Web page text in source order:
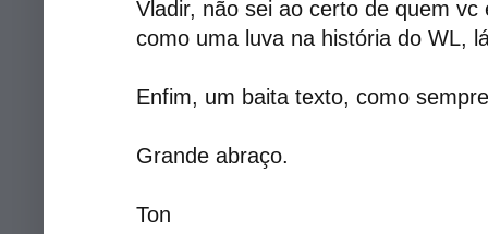
Vladir, não sei ao certo de quem
como uma luva na história do WL,
Enfim, um baita texto, como
Grande abraço.
Ton